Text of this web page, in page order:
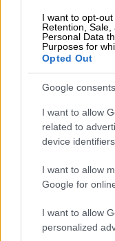
I want to opt-out
Retention,
Personal Data
Purposes for
Opted Out
Google consents
I want to allow
related to
device
I want to allow
Google for
I want to allow
personalized
Σύστημα.
Στο σύνολο
19 (65,5%)
άτομα,
2 (6,9%)
2 (6,9%)
Σε μία (1-
επήλθε
Μέτρα από